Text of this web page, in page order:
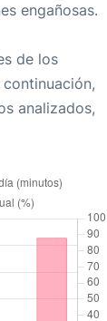
engañosas.
de los
continuación,
analizados,